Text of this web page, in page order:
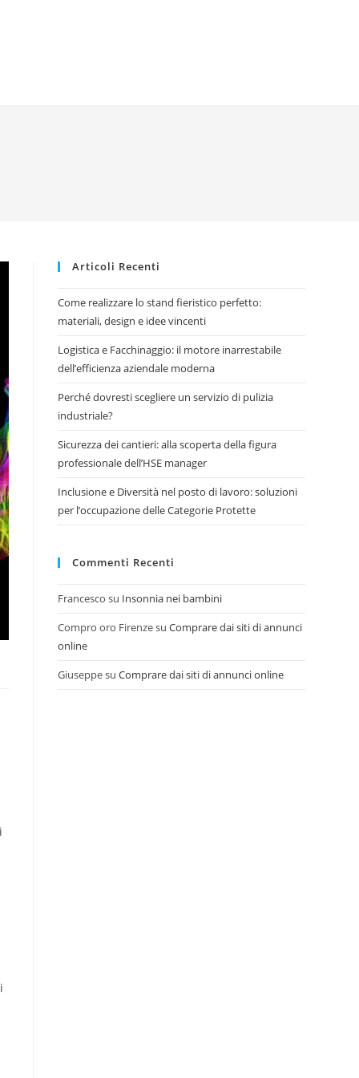
Articoli Recenti
Come realizzare lo stand fieristico perfetto:
materiali, design e idee vincenti
Logistica e Facchinaggio: il motore inarrestabile
dell’efficienza aziendale moderna
Perché dovresti scegliere un servizio di pulizia
industriale?
Sicurezza dei cantieri: alla scoperta della figura
professionale dell’HSE manager
Inclusione e Diversità nel posto di lavoro: soluzioni
per l’occupazione delle Categorie Protette
Commenti Recenti
Francesco su Insonnia nei bambini
Compro oro FirenzesuComprare dai siti di annunci
online
GiuseppesuComprare dai siti di annunci online